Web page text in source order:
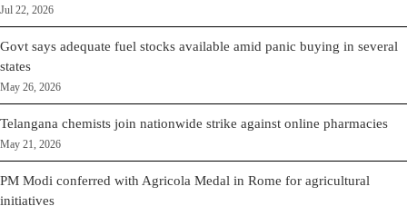
Jul 22, 2026
Govt says adequate fuel stocks available amid panic buying in several
states
May 26, 2026
Telangana chemists join nationwide strike against online pharmacies
May 21, 2026
PM Modi conferred with Agricola Medal in Rome for agricultural
initiatives